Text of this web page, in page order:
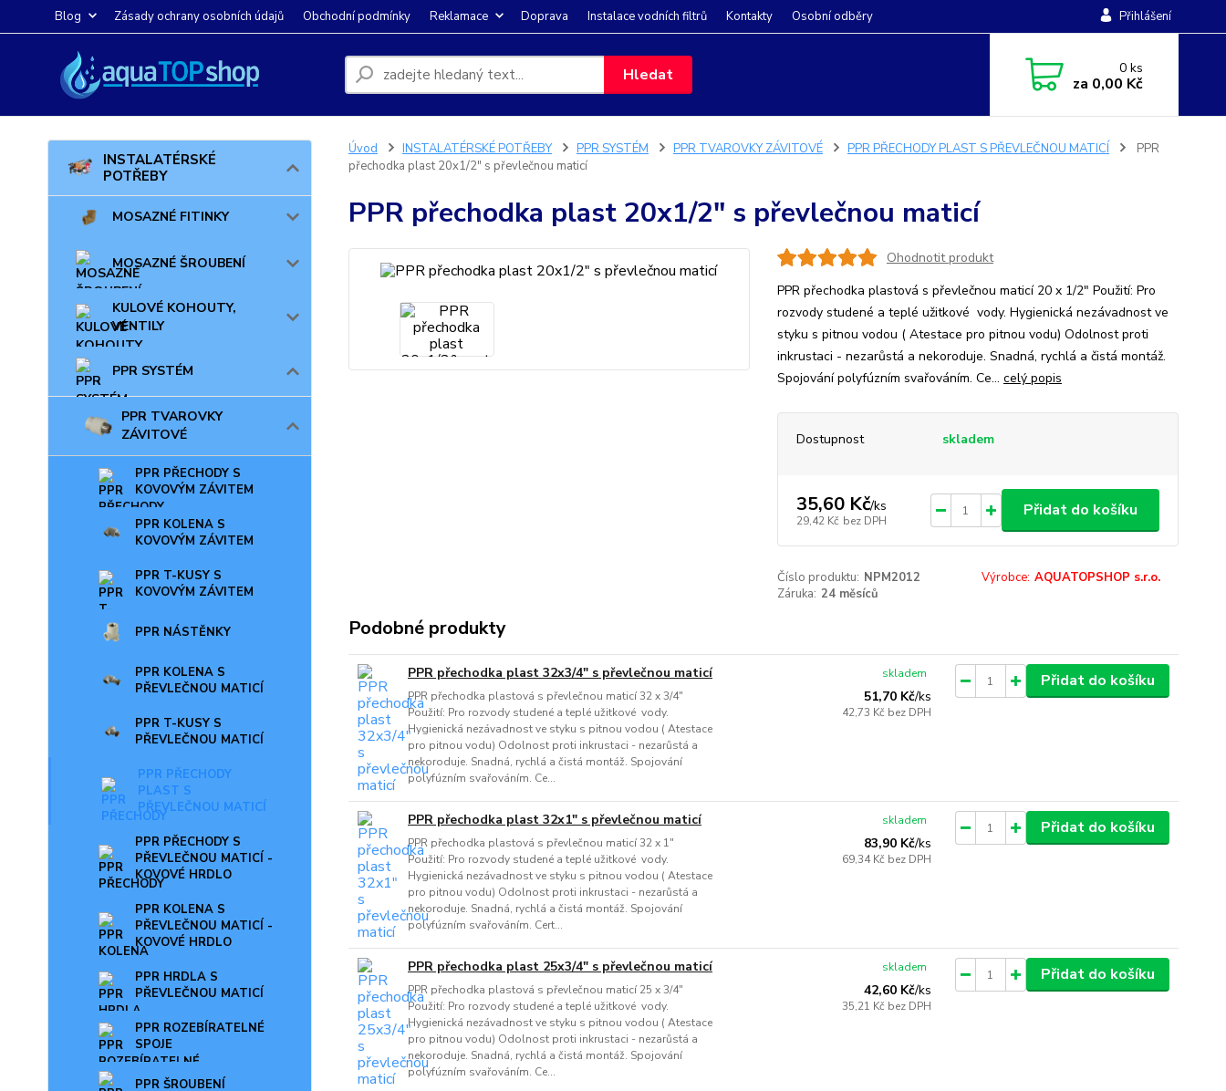
Blog Zásady ochrany osobních údajů Obchodní podmínky Reklamace Doprava Instalace vodních filtrů Kontakty Osobní odběry Přihlášení
Hledat 0ks
za 0,00 Kč
INSTALATÉRSKÉ
POTŘEBY
MOSAZNÉ FITINKY
MOSAZNÉ ŠROUBENÍ
KULOVÉ KOHOUTY,
VENTILY
PPR SYSTÉM
PPR TVAROVKY
ZÁVITOVÉ
PPR PŘECHODY S
KOVOVÝM ZÁVITEM
PPR KOLENA S
KOVOVÝM ZÁVITEM
PPR T-KUSY S
KOVOVÝM ZÁVITEM
PPR NÁSTĚNKY
PPR KOLENA S
PŘEVLEČNOU MATICÍ
PPR T-KUSY S
PŘEVLEČNOU MATICÍ
PPR PŘECHODY
PLAST S
PŘEVLEČNOU MATICÍ
PPR PŘECHODY S
PŘEVLEČNOU MATICÍ -
KOVOVÉ HRDLO
PPR KOLENA S
PŘEVLEČNOU MATICÍ -
KOVOVÉ HRDLO
PPR HRDLA S
PŘEVLEČNOU MATICÍ
PPR ROZEBÍRATELNÉ
SPOJE
PPR ŠROUBENÍ
Úvod INSTALATÉRSKÉ POTŘEBY PPR SYSTÉM PPR TVAROVKY ZÁVITOVÉ PPR PŘECHODY PLAST S PŘEVLEČNOU MATICÍ
PPR
přechodka plast 20x1/2" s převlečnou maticí
PPR přechodka plast 20x1/2" s převlečnou maticí
Ohodnotit produkt
PPR přechodka plastová s převlečnou maticí 20 x 1/2" Použití: Pro
rozvody studené a teplé užitkové vody. Hygienická nezávadnost ve
styku s pitnou vodou ( Atestace pro pitnou vodu) Odolnost proti
inkrustaci - nezarůstá a nekoroduje. Snadná, rychlá a čistá montáž.
Spojování polyfúzním svařováním. Ce... celý popis
Dostupnost skladem
35,60 Kč/ks
29,42 Kč bez DPH
Přidat do košíku
Číslo produktu: NPM2012 Výrobce: AQUATOPSHOP s.r.o.
Záruka: 24 měsíců
Podobné produkty
PPR přechodka plast 32x3/4" s převlečnou maticí
PPR přechodka plastová s převlečnou maticí 32 x 3/4"
Použití: Pro rozvody studené a teplé užitkové vody.
Hygienická nezávadnost ve styku s pitnou vodou ( Atestace
pro pitnou vodu) Odolnost proti inkrustaci - nezarůstá a
nekoroduje. Snadná, rychlá a čistá montáž. Spojování
polyfúzním svařováním. Ce...
51,70 Kč/ks
42,73 Kč bez DPH
skladem Přidat do košíku
PPR přechodka plast 32x1" s převlečnou maticí
PPR přechodka plastová s převlečnou maticí 32 x 1"
Použití: Pro rozvody studené a teplé užitkové vody.
Hygienická nezávadnost ve styku s pitnou vodou ( Atestace
pro pitnou vodu) Odolnost proti inkrustaci - nezarůstá a
nekoroduje. Snadná, rychlá a čistá montáž. Spojování
polyfúzním svařováním. Cert...
83,90 Kč/ks
69,34 Kč bez DPH
skladem Přidat do košíku
PPR přechodka plast 25x3/4" s převlečnou maticí
PPR přechodka plastová s převlečnou maticí 25 x 3/4"
Použití: Pro rozvody studené a teplé užitkové vody.
Hygienická nezávadnost ve styku s pitnou vodou ( Atestace
pro pitnou vodu) Odolnost proti inkrustaci - nezarůstá a
nekoroduje. Snadná, rychlá a čistá montáž. Spojování
polyfúzním svařováním. Ce...
42,60 Kč/ks
35,21 Kč bez DPH
skladem Přidat do košíku